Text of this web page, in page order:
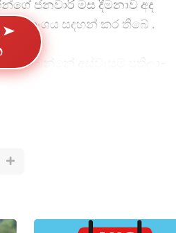
ජනවාරි මස දීමනාව අද
සදහන් කර තිබේ .
ලබන්නේ අස්වැ­සුම ප්‍රති­ලා­
ප්‍රති­ලාභී පවුල් 1,664,038ක්
ජන­වාරි මස දීම­නාව මෙන්ම
➤